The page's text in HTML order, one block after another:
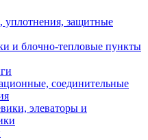
уплотнения, защитные
и блочно-тепловые пункты
соединительные
элеваторы и